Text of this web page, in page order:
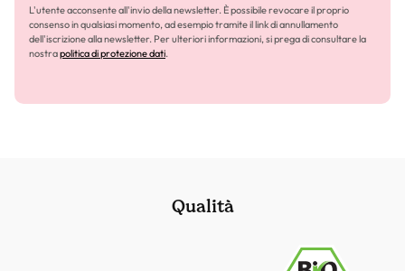
L'utente acconsente all'invio della newsletter. È possibile revocare il proprio
consenso in qualsiasi momento, ad esempio tramite il link di annullamento
dell'iscrizione alla newsletter. Per ulteriori informazioni, si prega di consultare la
nostrapolitica di protezione dati.
Qualità